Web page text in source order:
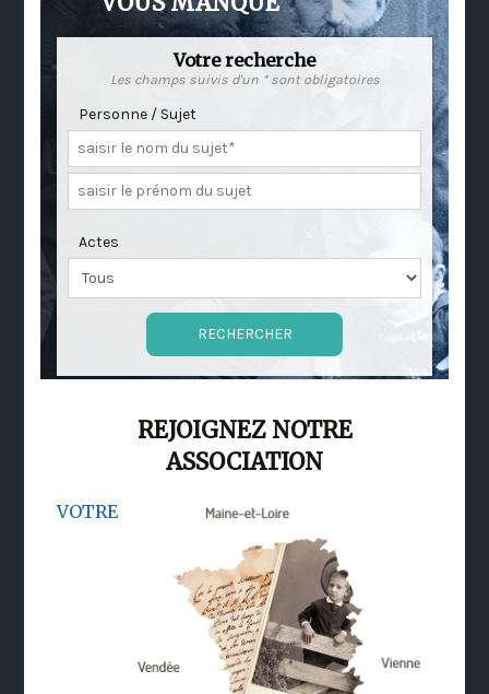
Votre recherche
Les champs suivis d'un * sont obligatoires
Personne / Sujet
Actes
REJOIGNEZ NOTRE
ASSOCIATION
VOTRE